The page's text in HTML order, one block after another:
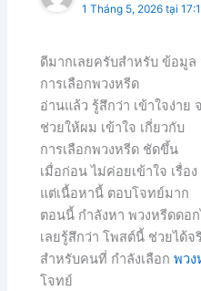
1 Tháng 5, 2026 tại
ดีมากเลยครับสำหรับ ข้อมูล
การเลือกพวงหรีด
อ่านแล้ว รู้สึกว่า เข้าใจง่าย
ช่วยให้ผม เข้าใจ เกี่ยวกับ
การเลือกพวงหรีด ชัดขึ้น
เมื่อก่อน ไม่ค่อยเข้าใจ เรื่อ
แต่เนื้อหานี้ ตอบโจทย์มาก
ตอนนี้ กำลังหา พวงหรีดดอ
เลยรู้สึกว่า โพสต์นี้ ช่วยได้จ
สำหรับคนที่ กำลังเลือกพวง
โจทย์